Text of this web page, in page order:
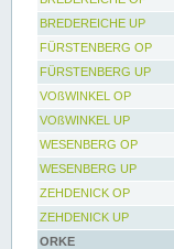
BREDEREICHE UP
FÜRSTENBERG OP
FÜRSTENBERG UP
VOßWINKEL OP
VOßWINKEL UP
WESENBERG OP
WESENBERG UP
ZEHDENICK OP
ZEHDENICK UP
ORKE